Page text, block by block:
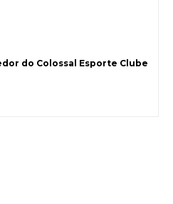
do Colossal Esporte Clube